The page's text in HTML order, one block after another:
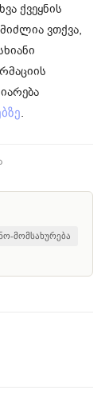
ქვეყნის
ვთქვა,
.
მომსახურება